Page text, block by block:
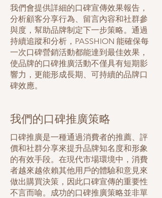
我們會提供詳細的口碑宣傳效果報告，
分析顧客分享行為、留言內容和社群參
與度，幫助品牌制定下一步策略。通過
持續追蹤和分析，PASSHION 能確保每
一次口碑營銷活動都能達到最佳效果，
使品牌的口碑推廣活動不僅具有短期影
響力，更能形成長期、可持續的品牌口
碑效應。
我們的口碑推廣策略
口碑推廣是一種通過消費者的推薦、評
價和社群分享來提升品牌知名度和形象
的有效手段。在現代市場環境中，消費
者越來越依賴其他用戶的體驗和意見來
做出購買決策，因此口碑宣傳的重要性
不言而喻。成功的口碑推廣策略並非單